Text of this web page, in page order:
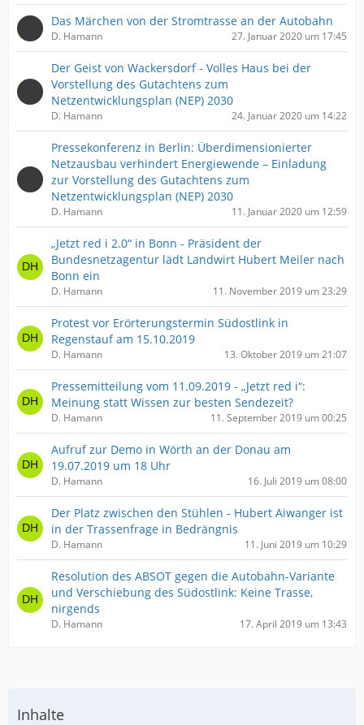
Das Märchen von der Stromtrasse an der Autobahn
D. Hamann 27. Januar 2020 um 17:45
Der Geist von Wackersdorf - Volles Haus bei der
Vorstellung des Gutachtens zum
Netzentwicklungsplan (NEP) 2030
D. Hamann 24. Januar 2020 um 14:22
Pressekonferenz in Berlin: Überdimensionierter
Netzausbau verhindert Energiewende – Einladung
zur Vorstellung des Gutachtens zum
Netzentwicklungsplan (NEP) 2030
D. Hamann 11. Januar 2020 um 12:59
„Jetzt red i 2.0“ in Bonn - Präsident der
Bundesnetzagentur lädt Landwirt Hubert Meiler nach
Bonn ein
D. Hamann 11. November 2019 um 23:29
Protest vor Erörterungstermin Südostlink in
Regenstauf am 15.10.2019
D. Hamann 13. Oktober 2019 um 21:07
Pressemitteilung vom 11.09.2019 - „Jetzt red i“:
Meinung statt Wissen zur besten Sendezeit?
D. Hamann 11. September 2019 um 00:25
Aufruf zur Demo in Wörth an der Donau am
19.07.2019 um 18 Uhr
D. Hamann 16. Juli 2019 um 08:00
Der Platz zwischen den Stühlen - Hubert Aiwanger ist
in der Trassenfrage in Bedrängnis
D. Hamann 11. Juni 2019 um 10:29
Resolution des ABSOT gegen die Autobahn-Variante
und Verschiebung des Südostlink: Keine Trasse,
nirgends
D. Hamann 17. April 2019 um 13:43
Inhalte